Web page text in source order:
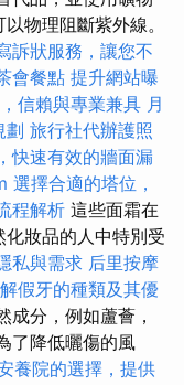
物理阻斷紫外線。
訴狀服務，讓您不
會餐點 提升網站曝
信賴與專業兼具 月
劃 旅行社代辦護照
快速有效的牆面漏
選擇合適的塔位，
程解析 這些面霜在
妝品的人中特別受
私與需求 后里按摩
假牙的種類及其優
成分，例如蘆薈，
了降低曬傷的風
養院的選擇，提供